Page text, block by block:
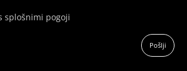
splošnimi pogoji
Pošlji